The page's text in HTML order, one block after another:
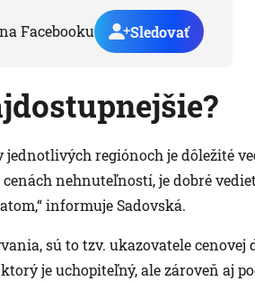
Facebooku Sledovať
regiónoch je dôležité
nehnuteľností, je dobré
informuje Sadovská.
sú to tzv. ukazovatele cenovej
je uchopiteľný, ale zároveň aj